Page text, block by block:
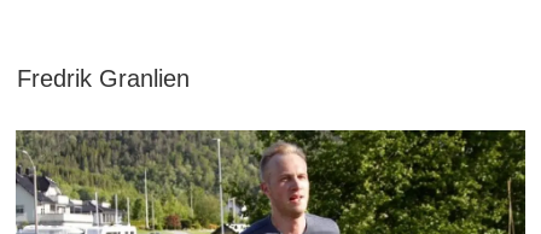
Fredrik Granlien